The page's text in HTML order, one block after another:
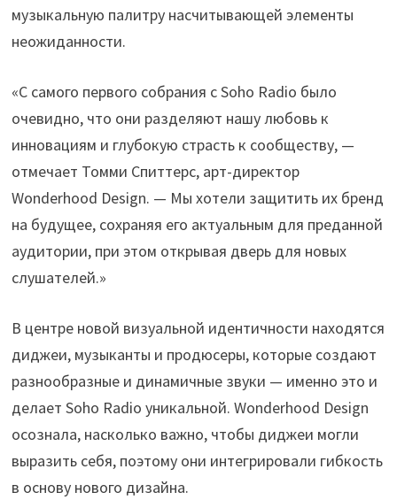
музыкальную палитру насчитывающей элементы
неожиданности.
«С самого первого собрания с Soho Radio было
очевидно, что они разделяют нашу любовь к
инновациям и глубокую страсть к сообществу, —
отмечает Томми Спиттерс, арт-директор
Wonderhood Design. — Мы хотели защитить их бренд
на будущее, сохраняя его актуальным для преданной
аудитории, при этом открывая дверь для новых
слушателей.»
В центре новой визуальной идентичности находятся
диджеи, музыканты и продюсеры, которые создают
разнообразные и динамичные звуки — именно это и
делает Soho Radio уникальной. Wonderhood Design
осознала, насколько важно, чтобы диджеи могли
выразить себя, поэтому они интегрировали гибкость
в основу нового дизайна.